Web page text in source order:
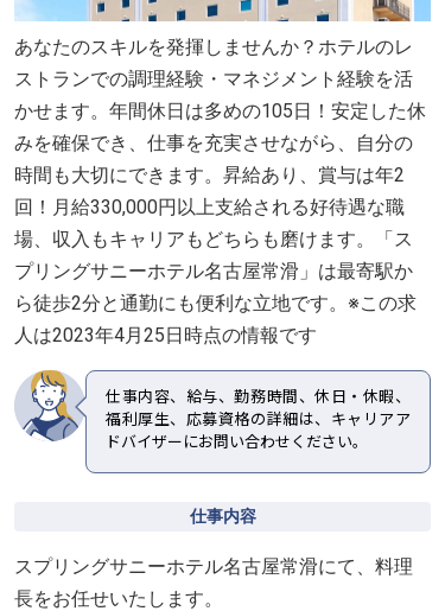
あなたのスキルを発揮しませんか？ホテルのレ
ストランでの調理経験・マネジメント経験を活
かせます。年間休日は多めの105日！安定した休
みを確保でき、仕事を充実させながら、自分の
時間も大切にできます。昇給あり、賞与は年2
回！月給330,000円以上支給される好待遇な職
場、収入もキャリアもどちらも磨けます。「ス
プリングサニーホテル名古屋常滑」は最寄駅か
ら徒歩2分と通勤にも便利な立地です。※この求
人は2023年4月25日時点の情報です
仕事内容、給与、勤務時間、休日・休暇、
福利厚生、応募資格の詳細は、キャリアア
ドバイザーにお問い合わせください。
仕事内容
スプリングサニーホテル名古屋常滑にて、料理
長をお任せいたします。